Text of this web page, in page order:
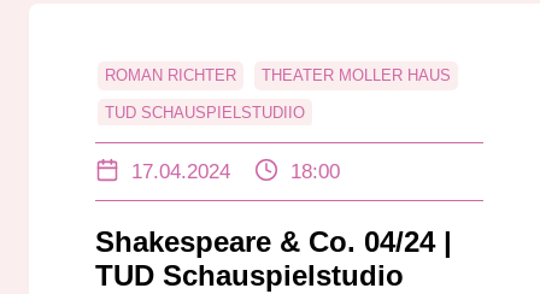
ROMAN RICHTER THEATER MOLLER HAUS
TUD SCHAUSPIELSTUDIIO
17.04.2024 18:00
Shakespeare & Co. 04/24 |
TUD Schauspielstudio